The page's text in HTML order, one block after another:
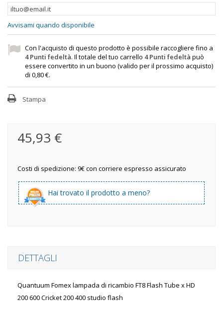
Avvisami quando disponibile
Con l'acquisto di questo prodotto è possibile raccogliere fino a
4Punti fedeltà. Il totale del tuo carrello 4Punti fedeltà può
essere convertito in un buono (valido per il prossimo acquisto)
di 0,80 €.
Stampa
45,93 €
Costi di spedizione: 9€ con corriere espresso assicurato
Hai trovato il prodotto a meno?
DETTAGLI
Quantuum Fomex lampada di ricambio FT8 Flash Tube x HD
200 600 Cricket 200 400 studio flash